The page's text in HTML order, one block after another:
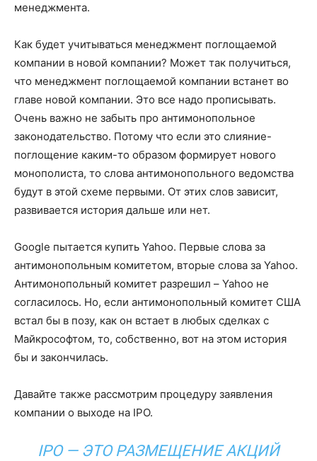
менеджмента.
Как будет учитываться менеджмент поглощаемой
компании в новой компании? Может так получиться,
что менеджмент поглощаемой компании встанет во
главе новой компании. Это все надо прописывать.
Очень важно не забыть про антимонопольное
законодательство. Потому что если это слияние-
поглощение каким-то образом формирует нового
монополиста, то слова антимонопольного ведомства
будут в этой схеме первыми. От этих слов зависит,
развивается история дальше или нет.
Google пытается купить Yahoo. Первые слова за
антимонопольным комитетом, вторые слова за Yahoo.
Антимонопольный комитет разрешил – Yahoo не
согласилось. Но, если антимонопольный комитет США
встал бы в позу, как он встает в любых сделках с
Майкрософтом, то, собственно, вот на этом история
бы и закончилась.
Давайте также рассмотрим процедуру заявления
компании о выходе на IPO.
IPO — ЭТО РАЗМЕЩЕНИЕ АКЦИЙ